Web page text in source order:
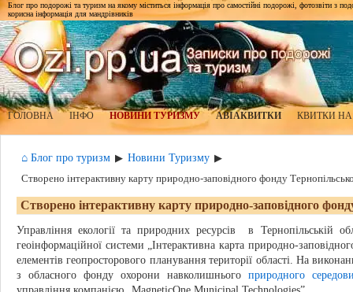
Блог про подорожі та туризм на якому міститься інформація про самостійні подорожі, фотозвіти з
корисна інформація для мандрівників
ГОЛОВНА ІНФО НОВИНИ ТУРИЗМУ АВІАКВИТКИ КВИТКИ
⌂ Блог про туризм ▶ Новини Туризму ▶
Створено інтерактивну карту природно-заповідного фонду
Створено інтерактивну карту природно-заповідного
Управління екології та природних ресурсів в Тернопільській
геоінформаційної системи „Інтерактивна карта природно-
елементів геопросторового планування території області. На
з обласного фонду охорони навколишнього природного